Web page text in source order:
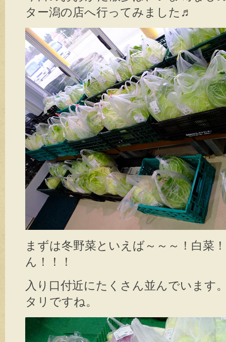
ター潟の店へ行ってみました♬
まずは冬野菜といえば～～～！白菜
ん！！！
入り口付近にたくさん並んでいます
タリですね。